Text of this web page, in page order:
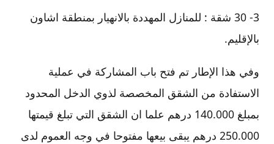
3- 30 شقة : للمنازل المهددة بالانهيار بمنطقة اشاون
بالإقليم.
وفي هذا الإطار تم فتح باب المشاركة في عملية
الاستفادة من الشقق المخصصة لذوي الدخل المحدود
بمبلغ 140.000 درهم علما ان الشقق التي تبلغ قيمتها
250.000 درهم يبقى بيعها مفتوحا في وجه العموم لدى